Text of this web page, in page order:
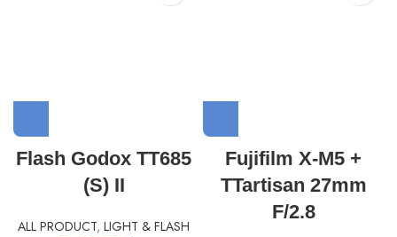
Flash Godox TT685
(S) II
ALL PRODUCT, LIGHT & FLASH
Fujifilm X-M5 +
TTartisan 27mm
F/2.8